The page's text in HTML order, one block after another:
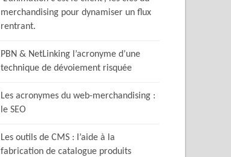
merchandising pour dynamiser un flux
rentrant.
PBN & NetLinking l’acronyme d’une
technique de dévoiement risquée
Les acronymes du web-merchandising :
le SEO
Les outils de CMS : l’aide à la
fabrication de catalogue produits